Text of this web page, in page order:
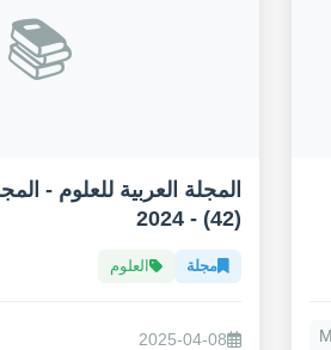
📚
(42) - 2024
مجلة العلوم
2025-04-08